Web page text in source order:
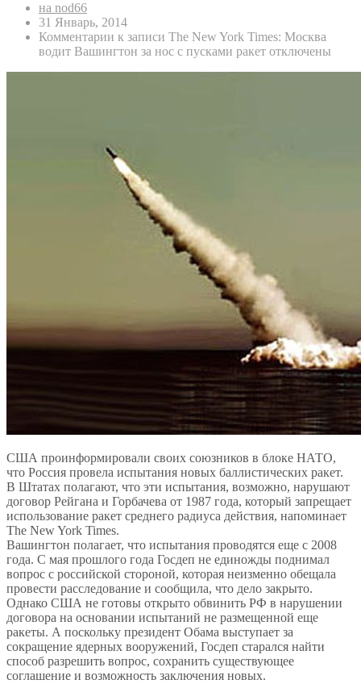
на nod66
31 Январь, 2014
Комментарии к записи The New York Times: Москва
водит Вашингтон за нос с пусками ракет отключены
США проинформировали своих союзников в блоке НАТО,
что Россия провела испытания новых баллистических ракет.
В Штатах полагают, что эти испытания, возможно, нарушают
договор Рейгана и Горбачева от 1987 года, который запрещает
использование ракет среднего радиуса действия, напоминает
The New York Times.
Вашингтон полагает, что испытания проводятся еще с 2008
года. С мая прошлого года Госдеп не единожды поднимал
вопрос с российской стороной, которая неизменно обещала
провести расследование и сообщила, что дело закрыто.
Однако США не готовы открыто обвинить РФ в нарушении
договора на основании испытаний не размещенной еще
ракеты. А поскольку президент Обама выступает за
сокращение ядерных вооружений, Госдеп старался найти
способ разрешить вопрос, сохранить существующее
соглашение и возможность заключения новых.